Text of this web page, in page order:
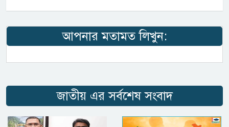
আপনার মতামত লিখুন:
জাতীয় এর সর্বশেষ সংবাদ